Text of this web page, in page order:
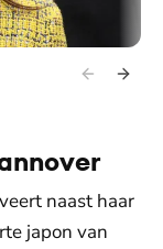
naast haar
japon van